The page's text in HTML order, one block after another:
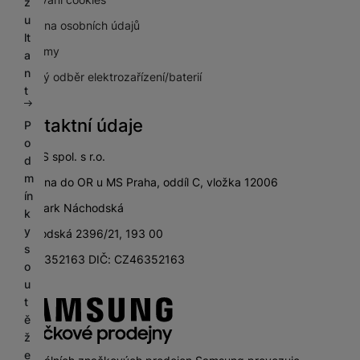
u
lt
a
n
t
P
o
d
m
ín
k
y
s
o
u
t
ě
ž
e
Ochrana osobních údajů
Pro firmy
Zpětný odběr elektrozařízení/baterií
Kontaktní údaje
SETOS spol. s r.o.
zapsána do OR u MS Praha, oddíl C, vložka 12006
City Park Náchodská
Náchodská 2396/21, 193 00
IČ: 46352163 DIČ: CZ46352163